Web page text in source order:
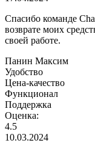
Спасибо команде
возврате моих
своей работе.
Панин Максим
Удобство
Цена-качество
Функционал
Поддержка
Оценка:
4.5
10.03.2024